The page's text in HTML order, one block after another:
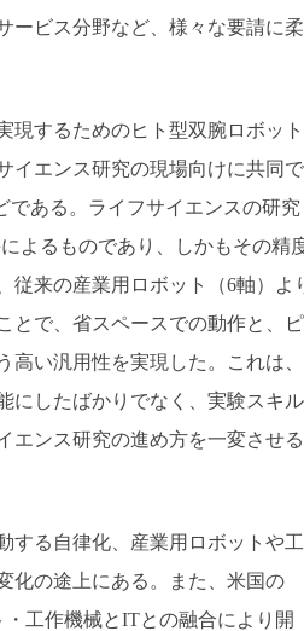
ービス分野など、様々な要請に柔
現するためのヒト型双腕ロボット
イエンス研究の現場向けに共同で
である。ライフサイエンスの研究
よるものであり、しかもその精
従来の産業用ロボット（6軸）よ
とで、省スペースでの動作と、ピ
い汎用性を実現した。これは、
にしたばかりでなく、実験スキル
エンス研究の進め方を一変させる
する自律化、産業用ロボットや工
化の途上にある。また、米国の
・工作機械とITとの融合により開